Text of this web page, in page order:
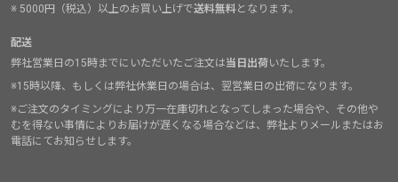
※ 5000円（税込）以上のお買い上げで送料無料となります。
配送
弊社営業日の15時までにいただいたご注文は当日出荷いたします。
※15時以降、もしくは弊社休業日の場合は、翌営業日の出荷になります。
※ご注文のタイミングにより万一在庫切れとなってしまった場合や、その他や
むを得ない事情によりお届けが遅くなる場合などは、弊社よりメールまたはお
電話にてお知らせします。